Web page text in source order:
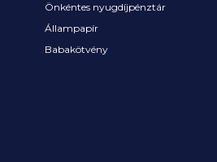
Önkéntes nyugdíjpénztár
Állampapír
Babakötvény